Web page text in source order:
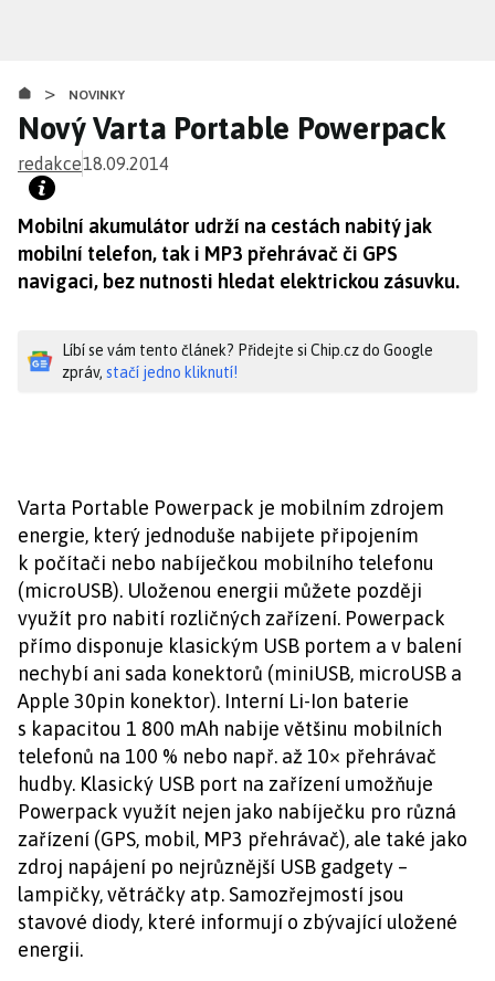
obsahu
> NOVINKY
Nový Varta Portable Powerpack
redakce18.09.2014
Mobilní akumulátor udrží na cestách nabitý jak
mobilní telefon, tak i MP3 přehrávač či GPS
navigaci, bez nutnosti hledat elektrickou zásuvku.
Líbí se vám tento článek? Přidejte si Chip.cz do Google
zpráv, stačí jedno kliknutí!
Varta Portable Powerpack je mobilním zdrojem
energie, který jednoduše nabijete připojením
k počítači nebo nabíječkou mobilního telefonu
(microUSB). Uloženou energii můžete později
využít pro nabití rozličných zařízení. Powerpack
přímo disponuje klasickým USB portem a v balení
nechybí ani sada konektorů (miniUSB, microUSB a
Apple 30pin konektor). Interní Li-Ion baterie
s kapacitou 1 800 mAh nabije většinu mobilních
telefonů na 100 % nebo např. až 10× přehrávač
hudby. Klasický USB port na zařízení umožňuje
Powerpack využít nejen jako nabíječku pro různá
zařízení (GPS, mobil, MP3 přehrávač), ale také jako
zdroj napájení po nejrůznější USB gadgety –
lampičky, větráčky atp. Samozřejmostí jsou
stavové diody, které informují o zbývající uložené
energii.